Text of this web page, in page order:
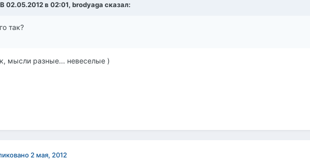
В 02.05.2012 в 02:01, brodyaga сказал:
так?
мысли разные... невеселые )
2 мая, 2012